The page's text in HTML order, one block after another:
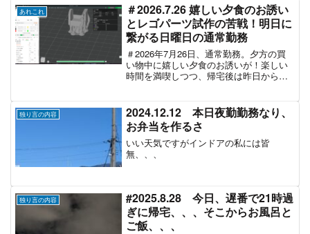
あれこれ
＃2026.7.26 嬉しい夕食のお誘い
とレゴパーツ試作の苦戦！明日に
繋がる日曜日の通常勤務
＃2026年7月26日、通常勤務。夕方の買
い物中に嬉しい夕食のお誘いが！楽しい
時間を満喫しつつ、帰宅後は昨日から続
じさんの日記。
独り言の内容
2024.12.12 本日夜勤勤務なり、
お弁当を作るさ
いい天気ですがインドアの私には皆
無、、、
独り言の内容
#2025.8.28 今日、遅番で21時過
ぎに帰宅、、、そこからお風呂と
ご飯、、、